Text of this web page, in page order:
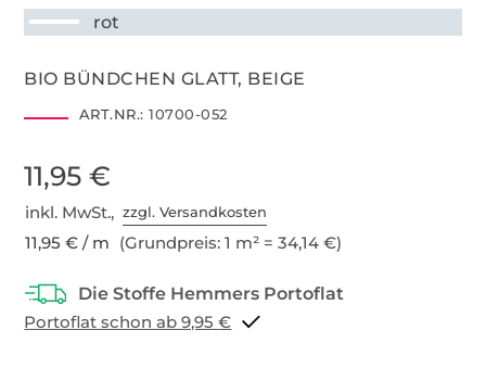
rot
BIO BÜNDCHEN GLATT, BEIGE
ART.NR.: 10700-052
11,95 €
inkl. MwSt.,zzgl. Versandkosten
11,95 € / m (Grundpreis: 1 m² = 34,14 €)
Portoflat schon ab 9,95 €